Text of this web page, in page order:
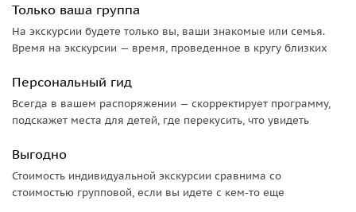
Только ваша группа
На экскурсии будете только вы, ваши знакомые или семья.
Время на экскурсии — время, проведенное в кругу близких
Персональный гид
Всегда в вашем распоряжении — скорректирует программу,
подскажет места для детей, где перекусить, что увидеть
Выгодно
Стоимость индивидуальной экскурсии сравнима со
стоимостью групповой, если вы идете с кем-то еще